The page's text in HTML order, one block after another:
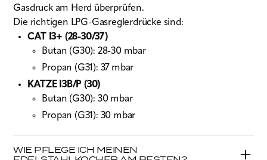
Gasdruck am Herd überprüfen.
Die richtigen LPG-Gasreglerdrücke sind:
CAT I3+ (28-30/37)
Butan (G30): 28-30 mbar
Propan (G31): 37 mbar
KATZE I3B/P (30)
Butan (G30): 30 mbar
Propan (G31): 30 mbar
WIE PFLEGE ICH MEINEN